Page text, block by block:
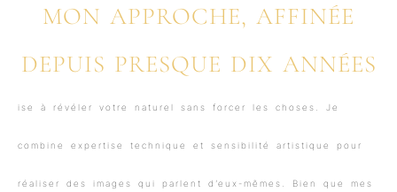
MON APPROCHE, AFFINÉE
DEPUIS PRESQUE DIX ANNÉES
ise à révéler votre naturel sans forcer les choses. Je
combine expertise technique et sensibilité artistique pour
réaliser des images qui parlent d’eux-mêmes. Bien que mes